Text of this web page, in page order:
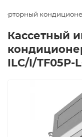
Кассетный
ILC/I/TF05P-